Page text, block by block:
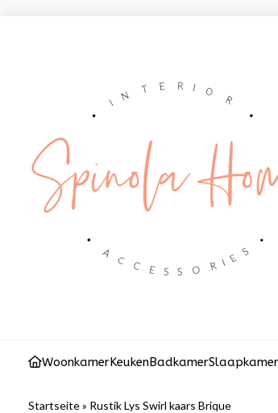
WoonkamerKeukenBadkamerSlaapkamer
Startseite» Rustik Lys Swirl kaars Brique